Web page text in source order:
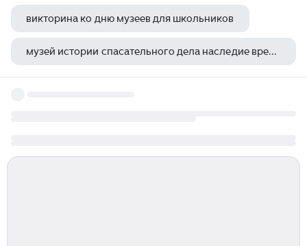
викторина ко дню музеев для школьников
музей истории спасательного дела наследие времен